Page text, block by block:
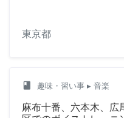
東京都
class 趣味・習い事 ▸ 音楽
麻布十番、六本木、広